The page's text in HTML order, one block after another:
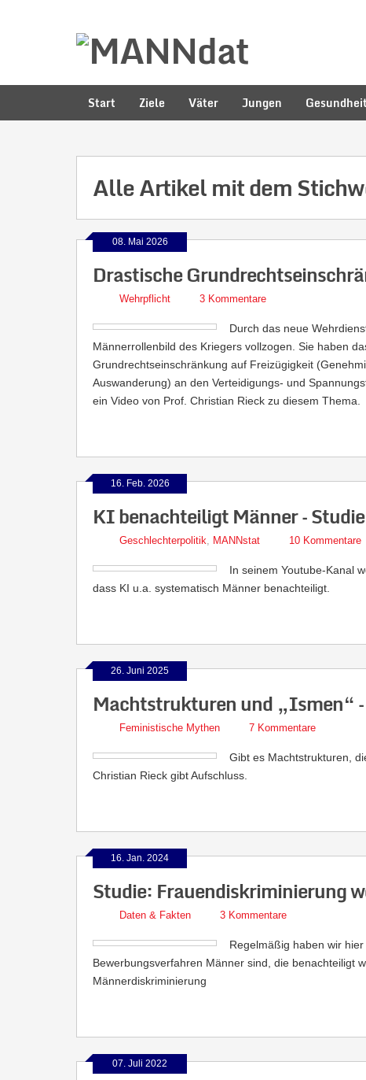
Start Ziele Väter Jungen Gesundheit
Alle Artikel mit dem
08. Mai 2026
Drastische
Wehrpflicht 3 Kommentare
Durch das neue
Männerrollenbild des Kriegers vollzogen. Sie haben
Grundrechtseinschränkung auf Freizügigkeit
Auswanderung) an den Verteidigungs- und
ein Video von Prof. Christian Rieck zu diesem Thema.
16. Feb. 2026
KI benachteiligt Männer – Studie
Geschlechterpolitik, MANNstat 10 Kommentare
In seinem Youtube-Kanal
dass KI u.a. systematisch Männer benachteiligt.
26. Juni 2025
Machtstrukturen und „Ismen“
Feministische Mythen 7 Kommentare
Gibt es Machtstrukturen,
Christian Rieck gibt Aufschluss.
16. Jan. 2024
Studie: Frauendiskriminierung
Daten & Fakten 3 Kommentare
Regelmäßig haben wir
Bewerbungsverfahren Männer sind, die benachteiligt
Männerdiskriminierung
07. Juli 2022